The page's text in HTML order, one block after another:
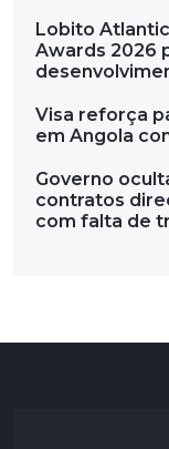
Lobito
Awards 2026
Visa reforça
em Angola
Governo
contratos
com falta de